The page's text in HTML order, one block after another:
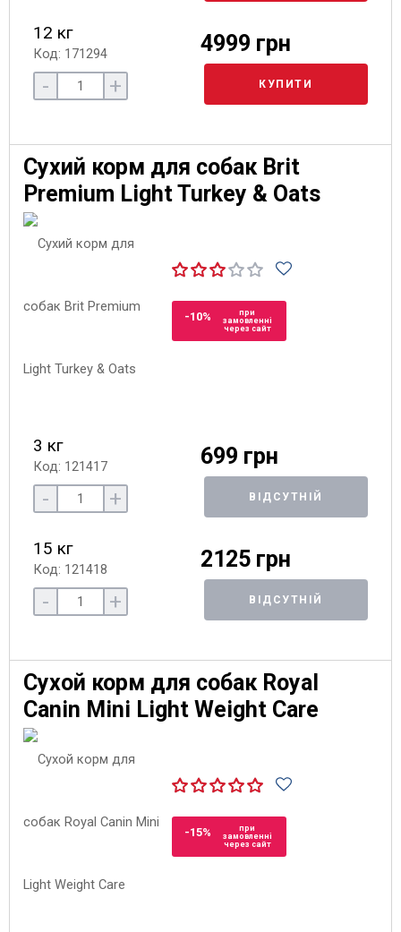
12 кг
Код: 171294 4999 грн
- + КУПИТИ
Сухий корм для собак Brit
Premium Light Turkey & Oats
-10%
при
замовленні
через сайт
3 кг
Код: 121417 699 грн
- + ВІДСУТНІЙ
15 кг
Код: 121418 2125 грн
- + ВІДСУТНІЙ
Сухой корм для собак Royal
Canin Mini Light Weight Care
-15%
при
замовленні
через сайт